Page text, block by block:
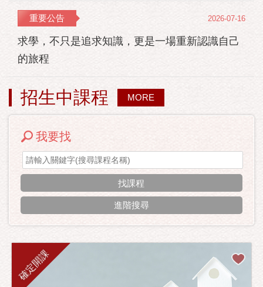
重要公告
求學，不只是追求知識，更是一場重新認識自己
的旅程
2026-07-16
招生中課程 MORE
我要找
進階搜尋
確定開課